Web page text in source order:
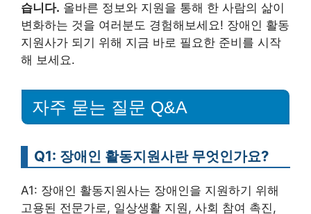
습니다. 올바른 정보와 지원을 통해 한 사람의 삶이
변화하는 것을 여러분도 경험해보세요! 장애인 활동
지원사가 되기 위해 지금 바로 필요한 준비를 시작
해 보세요.
자주 묻는 질문 Q&A
Q1: 장애인 활동지원사란 무엇인가요?
A1: 장애인 활동지원사는 장애인을 지원하기 위해
고용된 전문가로, 일상생활 지원, 사회 참여 촉진,